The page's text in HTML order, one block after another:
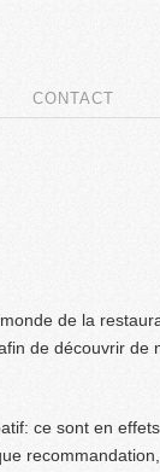
CONTACT
de la
de découvrir de
ce sont en